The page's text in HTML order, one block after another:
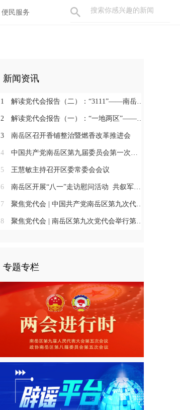
便民服务
新闻资讯
1 解读党代会报告（二）：“3111”——南岳未来五年的硬核目标
2 解读党代会报告（一）：“一地两区”——南岳未来五年的发展总坐标
3 南岳区召开香铺整治暨燃香改革推进会
4 中国共产党南岳区第九届委员会第一次全体会议召开 王慧敏当选为中共南岳区委书记
5 王慧敏主持召开区委常委会会议
6 南岳区开展“八一”走访慰问活动 共叙军民鱼水情
7 聚焦党代会 | 中国共产党南岳区第九次代表大会胜利闭幕
8 聚焦党代会 | 南岳区第九次党代会举行第二次全体会议
专题专栏